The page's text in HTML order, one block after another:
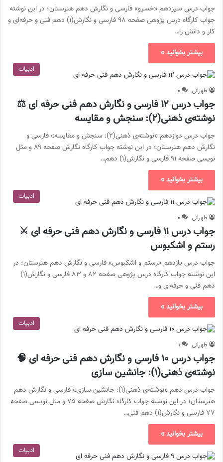
جواب درس سیزدهم «خسرو» فارسی و نگارش دهم هنرستان؛ در این نوشته
جواب کارگاه درس پژوهی صفحه ۹۸ فارسی و نگارش(۱) دهم فنی و حرفه‌ای و
کار و دانش را…
بیشتر بخوانید »
ادبیات
طهرانی ۰
جواب درس ۱۲ فارسی و نگارش دهم فنی حرفه ای ⚖️
نوشتەی ذهنی(۲): سنجش‌ و مقایسه
جواب درس دوازدهم «نوشتەی ذهنی(۲): سنجش‌ و مقایسه» فارسی و
نگارش دهم هنرستان؛ در این نوشته جواب کارگاه نگارش صفحه ۸۹ و مثل
نویسی صفحه ۹۱ فارسی و نگارش(۱) دهم…
بیشتر بخوانید »
ادبیات
طهرانی ۰
جواب درس ۱۱ فارسی و نگارش دهم فنی حرفه ای ⚔️
رستم و اشکبوس
جواب درس یازدهم «رستم و اشکبوس» فارسی و نگارش دهم هنرستان؛ در
این نوشته جواب کارگاه درس پژوهی صفحه ۸۲ و ۸۳ فارسی و نگارش(۱)
دهم فنی و حرفه‌ای و…
بیشتر بخوانید »
ادبیات
طهرانی ۱
جواب درس ۱۰ فارسی و نگارش دهم فنی حرفه ای 🧠
نوشتەی ذهنی(۱): جانشین سازی
جواب درس دهم «نوشتەی ذهنی(۱): جانشین سازی» فارسی و نگارش دهم
هنرستان؛ در این نوشته جواب کارگاه نگارش صفحه ۷۵ و مثل نویسی صفحه
۷۷ فارسی و نگارش(۱) دهم فنی…
بیشتر بخوانید »
ادبیات